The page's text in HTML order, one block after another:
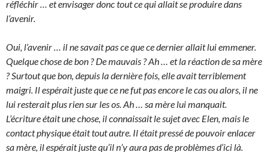
réfléchir … et envisager donc tout ce qui allait se produire dans
l’avenir.
Oui, l’avenir … il ne savait pas ce que ce dernier allait lui emmener.
Quelque chose de bon ? De mauvais ? Ah … et la réaction de sa mère
? Surtout que bon, depuis la dernière fois, elle avait terriblement
maigri. Il espérait juste que ce ne fut pas encore le cas ou alors, il ne
lui resterait plus rien sur les os. Ah … sa mère lui manquait.
L’écriture était une chose, il connaissait le sujet avec Elen, mais le
contact physique était tout autre. Il était pressé de pouvoir enlacer
sa mère, il espérait juste qu’il n’y aura pas de problèmes d’ici là.